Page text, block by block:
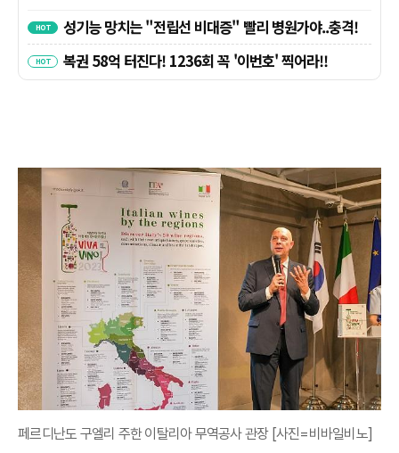
페르디난도 구엘리 주한 이탈리아 무역공사 관장 [사진=비바일비노]